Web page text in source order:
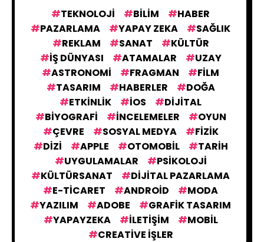
TRENDLER
ETKINLIKLER 32
KONUKLAR 3
BILIM 564
GÜNDEMDEKILER 43
VIDEO 116
TEKNOLOJI BILIM
HABER
PAZARLAMA
YAPAY ZEKA
SAĞLIK
REKLAM
SANAT
KÜLTÜR
IŞ DÜNYASI
ATAMALAR
UZAY
ASTRONOMI
FRAGMAN
FILM
TASARIM
HABERLER
DOĞA
ETKINLIK
IOS
DIJITAL
BIYOGRAFI
İNCELEMELER
OYUN
ÇEVRE
SOSYAL MEDYA
FIZIK
DIZI
APPLE OTOMOBIL
TARIH
UYGULAMALAR
PSIKOLOJI
KÜLTÜRSANAT
DIJITAL PAZARLAMA
E-TICARET
ANDROID
MODA
YAZILIM
ADOBE
GRAFIK TASARIM
YAPAYZEKA
İLETIŞIM
MOBIL
CREATIVE İŞLER